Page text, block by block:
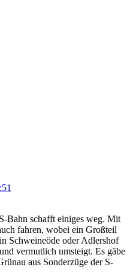
Bahn schafft einiges weg. Mit
fahren, wobei ein Großteil
Schweineöde oder Adlershof
vermutlich umsteigt. Es gäbe
aus Sonderzüge der S-